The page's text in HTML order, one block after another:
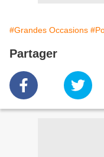
#Grandes Occasions
Partager